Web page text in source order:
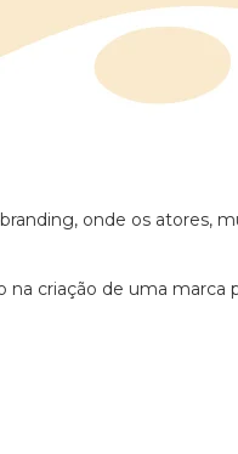
onde os atores,
criação de uma marca